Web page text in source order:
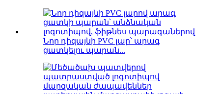
Նոր դիզայնի PVC լար՝ արագ
ցատկելու պարան...